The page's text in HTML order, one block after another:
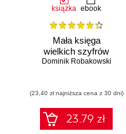
książka ebook
Mała księga
wielkich szyfrów
Dominik Robakowski
(23,40 zł najniższa cena z 30 dni)
23.79 zł